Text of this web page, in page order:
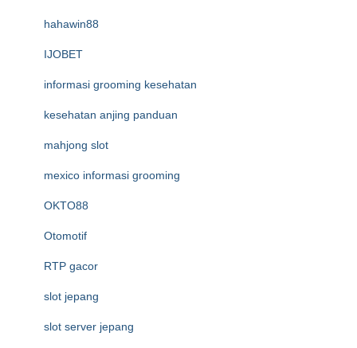
hahawin88
IJOBET
informasi grooming kesehatan
kesehatan anjing panduan
mahjong slot
mexico informasi grooming
OKTO88
Otomotif
RTP gacor
slot jepang
slot server jepang